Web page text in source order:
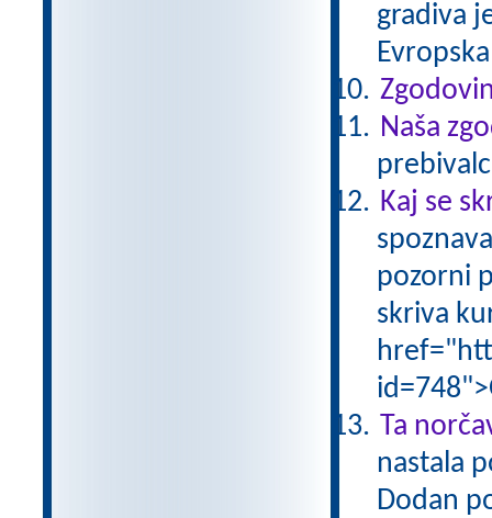
gradiva
Naša
Kaj se
pozorni
skriva
Ta
nastala
Dodan